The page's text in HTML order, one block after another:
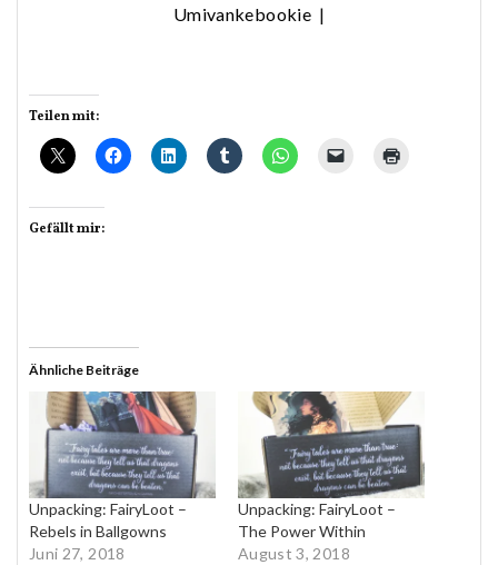
Umivankebookie|
Teilen mit:
Gefällt mir:
Ähnliche Beiträge
Unpacking: FairyLoot –
Rebels in Ballgowns
Juni 27, 2018
Unpacking: FairyLoot –
The Power Within
August 3, 2018